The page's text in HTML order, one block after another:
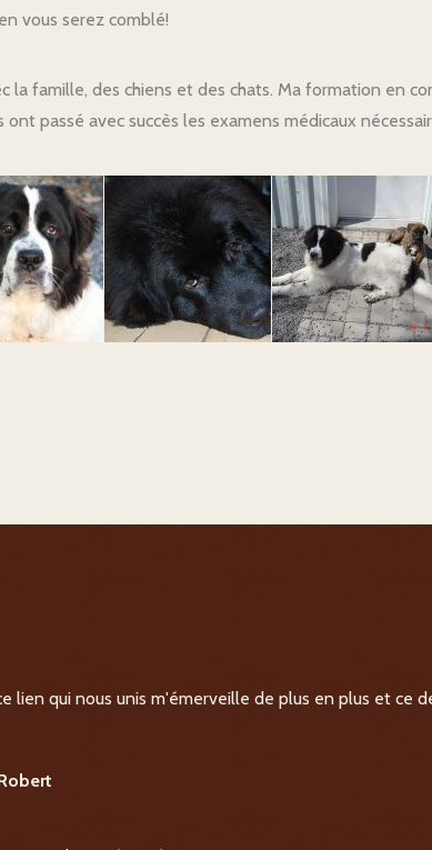
vous serez comblé!
famille, des chiens et des chats. Ma formation en
passé avec succès les examens médicaux
qui nous unis m'émerveille de plus en plus et ce